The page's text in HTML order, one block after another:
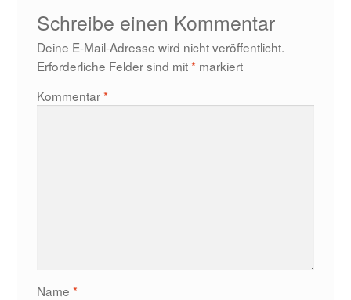
Schreibe einen Kommentar
Deine E-Mail-Adresse wird nicht veröffentlicht.
Erforderliche Felder sind mit* markiert
Kommentar*
Name *